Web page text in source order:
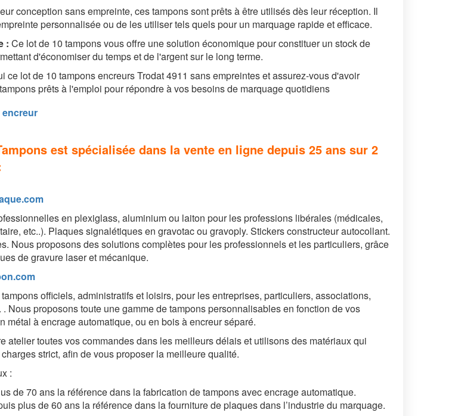
conception sans empreinte, ces tampons sont prêts à être utilisés dès leur réception. Il
personnalisée ou de les utiliser tels quels pour un marquage rapide et efficace.
: Ce lot de 10 tampons vous offre une solution économique pour constituer un stock de
d'économiser du temps et de l'argent sur le long terme.
ce lot de 10 tampons encreurs Trodat 4911 sans empreintes et assurez-vous d'avoir
prêts à l'emploi pour répondre à vos besoins de marquage quotidiens
est spécialisée dans la vente en ligne depuis 25 ans sur 2
en plexiglass, aluminium ou laiton pour les professions libérales (médicales,
etc..). Plaques signalétiques en gravotac ou gravoply. Stickers constructeur autocollant.
Nous proposons des solutions complètes pour les professionnels et les particuliers, grâce
de gravure laser et mécanique.
officiels, administratifs et loisirs, pour les entreprises, particuliers, associations,
Nous proposons toute une gamme de tampons personnalisables en fonction de vos
métal à encrage automatique, ou en bois à encreur séparé.
atelier toutes vos commandes dans les meilleurs délais et utilisons des matériaux qui
strict, afin de vous proposer la meilleure qualité.
:
de 70 ans la référence dans la fabrication de tampons avec encrage automatique.
plus de 60 ans la référence dans la fourniture de plaques dans l’industrie du marquage.